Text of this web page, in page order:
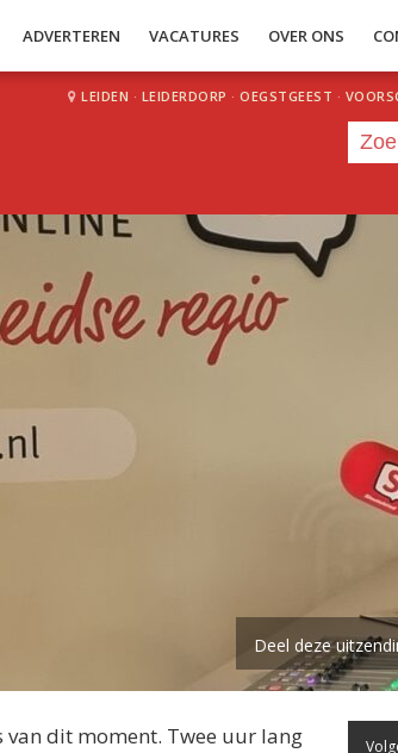
ADVERTEREN VACATURES OVER ONS
LEIDEN · LEIDERDORP · OEGSTGEEST ·
Deel deze
dit moment. Twee uur lang